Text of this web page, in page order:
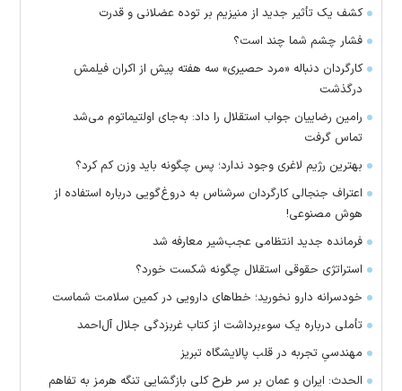
کشف یک تأثیر جدید از منیزیم بر توده عضلانی و قدرت
فشار چشم شما چند است؟
کارگردان دنباله «مرد حصیری» سه هفته پیش از اکران فیلمش
درگذشت
رامین رضاییان جواب استقلال را داد: به‌جای اولتیماتوم می‌شد
تماس گرفت
بهترین رژیم لاغری وجود ندارد؛ پس چگونه باید وزن کم کرد؟
اعتراف جنجالی کارگردان سرشناس به دروغ‌گویی درباره استفاده از
هوش مصنوعی!
فرمانده جدید انتظامی عجب‌شیر معارفه شد
استراتژی حقوقی استقلال چگونه شکست خورد؟
خودسرانه دارو نخورید؛ خطا‌های دارویی در کمین سلامت شماست
تأملی درباره یک سوءبرداشت از کتاب غربزدگی جلال آل‌احمد
مهندسیِ تجربه در قلب پالایشگاه تبریز
الحدث: ایران و عمان بر سر طرح کلی بازگشایی تنگه هرمز به تفاهم